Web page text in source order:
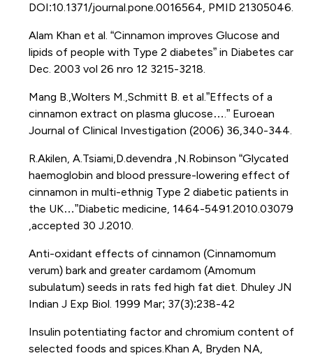
DOI:10.1371/journal.pone.0016564, PMID 21305046.
Alam Khan et al. “Cinnamon improves Glucose and
lipids of people with Type 2 diabetes” in Diabetes car
Dec. 2003 vol 26 nro 12 3215-3218.
Mang B.,Wolters M.,Schmitt B. et al.”Effects of a
cinnamon extract on plasma glucose….” Euroean
Journal of Clinical Investigation (2006) 36,340-344.
R.Akilen, A.Tsiami,D.devendra ,N.Robinson “Glycated
haemoglobin and blood pressure-lowering effect of
cinnamon in multi-ethnig Type 2 diabetic patients in
the UK…”Diabetic medicine, 1464-5491.2010.03079
,accepted 30 J.2010.
Anti-oxidant effects of cinnamon (Cinnamomum
verum) bark and greater cardamom (Amomum
subulatum) seeds in rats fed high fat diet. Dhuley JN
Indian J Exp Biol. 1999 Mar; 37(3):238-42
Insulin potentiating factor and chromium content of
selected foods and spices.Khan A, Bryden NA,